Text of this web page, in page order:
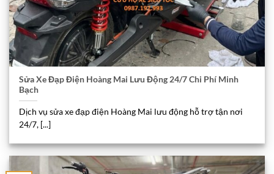
Sửa Xe Đạp Điện Hoàng Mai Lưu Động 24/7 Chi Phí Minh
Bạch
Dịch vụ sửa xe đạp điện Hoàng Mai lưu động hỗ trợ tận nơi
24/7, [...]